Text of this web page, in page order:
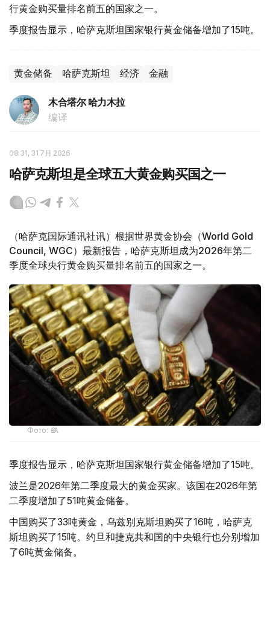
行黄金购买量排名前五的国家之一。
季度报告显示，哈萨克斯坦国家银行黄金储备增加了15吨。
黄金储备 哈萨克斯坦 经济 金融
木合塔尔 哈力木拉
编译
08:31, 31 7月 2026
哈萨克斯坦是全球五大黄金购买国之一
（哈萨克国际通讯社讯）根据世界黄金协会（World Gold
Council, WGC）最新报告，哈萨克斯坦成为2026年第二
季度全球央行黄金购买量排名前五的国家之一。
Фото: ӨзА
季度报告显示，哈萨克斯坦国家银行黄金储备增加了15吨。
波兰是2026年第二季度最大的黄金买家。该国在2026年第
二季度增加了51吨黄金储备。
中国购买了33吨黄金，乌兹别克斯坦购买了16吨，哈萨克
斯坦购买了15吨。约旦和捷克共和国的中央银行也分别增加
了6吨黄金储备。